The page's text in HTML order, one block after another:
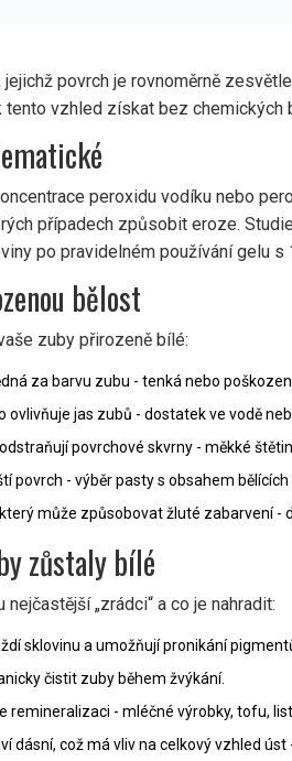
jejichž povrch je rovnoměrně
tento vzhled získat bez chemických
peroxidu vodíku nebo
případech způsobit eroze.
po pravidelném používání gelu s
bělost
zuby přirozeně bílé:
za barvu zubu - tenká nebo
ovlivňuje jas zubů - dostatek ve vodě
povrchové skvrny - měkké
povrch - výběr pasty s obsahem
může způsobovat žluté zabarvení-
zůstaly bílé
„zrádci“ a co je nahradit:
sklovinu a umožňují pronikání
čistit zuby během žvýkání.
remineralizaci - mléčné výrobky, tofu,
dásní, což má vliv na celkový vzhled úst